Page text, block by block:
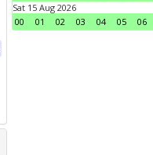
Sat 15 Aug 2026
00
01 02 03 04 05 06